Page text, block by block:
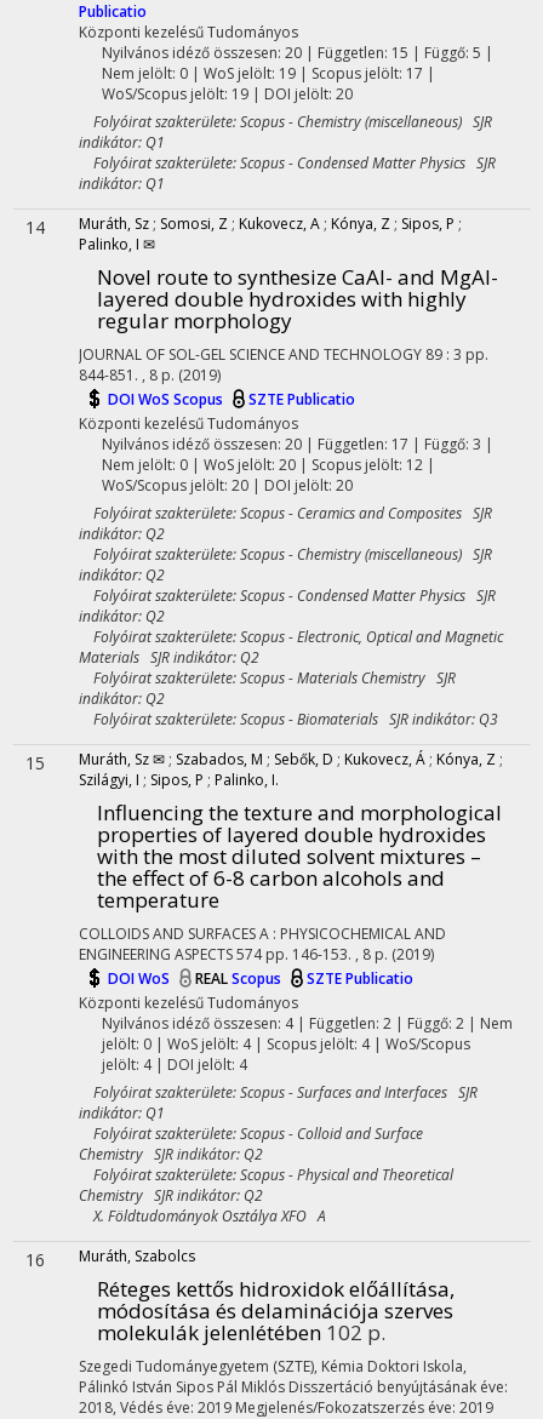
Publicatio
Központi kezelésűTudományos
Nyilvános idéző összesen: 20| Független: 15 | Függő: 5 |
Nem jelölt: 0 | WoS jelölt: 19 | Scopus jelölt: 17 |
WoS/Scopus jelölt: 19 | DOI jelölt: 20
Folyóirat szakterülete: Scopus - Chemistry (miscellaneous) SJR
indikátor: Q1
Folyóirat szakterülete: Scopus - Condensed Matter Physics SJR
indikátor: Q1
14 Muráth, Sz ; Somosi, Z ; Kukovecz, A ; Kónya, Z ; Sipos, P ;
Palinko, I ✉
Novel route to synthesize CaAl- and MgAl-
layered double hydroxides with highly
regular morphology
JOURNAL OF SOL-GEL SCIENCE AND TECHNOLOGY 89 : 3 pp.
844-851. , 8 p. (2019)
DOIWoS Scopus
SZTE Publicatio
Központi kezelésűTudományos
Nyilvános idéző összesen: 20| Független: 17 | Függő: 3 |
Nem jelölt: 0 | WoS jelölt: 20 | Scopus jelölt: 12 |
WoS/Scopus jelölt: 20 | DOI jelölt: 20
Folyóirat szakterülete: Scopus - Ceramics and Composites SJR
indikátor: Q2
Folyóirat szakterülete: Scopus - Chemistry (miscellaneous) SJR
indikátor: Q2
Folyóirat szakterülete: Scopus - Condensed Matter Physics SJR
indikátor: Q2
Folyóirat szakterülete: Scopus - Electronic, Optical and Magnetic
Materials SJR indikátor: Q2
Folyóirat szakterülete: Scopus - Materials Chemistry SJR
indikátor: Q2
Folyóirat szakterülete: Scopus - Biomaterials SJR indikátor: Q3
15 Muráth, Sz ✉ ; Szabados, M ; Sebők, D ; Kukovecz, Á ; Kónya, Z ;
Szilágyi, I ; Sipos, P ; Palinko, I.
Influencing the texture and morphological
properties of layered double hydroxides
with the most diluted solvent mixtures –
the effect of 6-8 carbon alcohols and
temperature
COLLOIDS AND SURFACES A : PHYSICOCHEMICAL AND
ENGINEERING ASPECTS574 pp. 146-153. , 8 p. (2019)
DOIWoS REALScopus
SZTE Publicatio
Központi kezelésűTudományos
Nyilvános idéző összesen: 4| Független: 2 | Függő: 2 | Nem
jelölt: 0 | WoS jelölt: 4 | Scopus jelölt: 4 | WoS/Scopus
jelölt: 4 | DOI jelölt: 4
Folyóirat szakterülete: Scopus - Surfaces and Interfaces SJR
indikátor: Q1
Folyóirat szakterülete: Scopus - Colloid and Surface
Chemistry SJR indikátor: Q2
Folyóirat szakterülete: Scopus - Physical and Theoretical
Chemistry SJR indikátor: Q2
X. Földtudományok Osztálya XFO A
16 Muráth, Szabolcs
Réteges kettős hidroxidok előállítása,
módosítása és delaminációja szerves
molekulák jelenlétében 102 p.
Szegedi Tudományegyetem (SZTE), Kémia Doktori Iskola,
Pálinkó István Sipos Pál Miklós Disszertáció benyújtásának éve:
2018, Védés éve: 2019 Megjelenés/Fokozatszerzés éve: 2019